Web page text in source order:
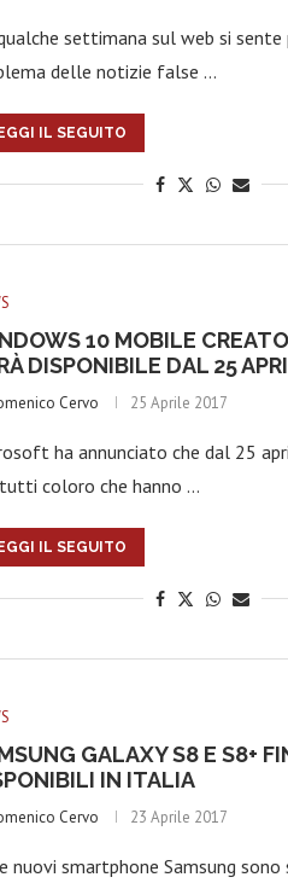
settimana sul web si sente
delle notizie false …
IL SEGUITO
10 MOBILE
DISPONIBILE DAL 25
Cervo 25 Aprile 2017
ha annunciato che dal 25
coloro che hanno …
IL SEGUITO
GALAXY S8 E S8+
IN ITALIA
Cervo 23 Aprile 2017
nuovi smartphone Samsung